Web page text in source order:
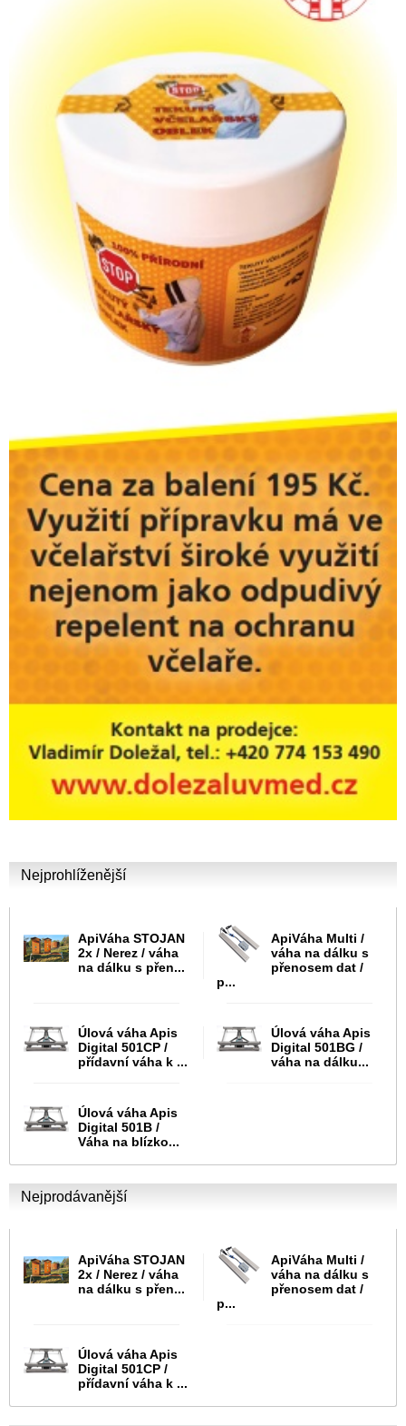
Nejprohlíženější
ApiVáha STOJAN
2x / Nerez / váha
na dálku s přen...
ApiVáha Multi /
váha na dálku s
přenosem dat /
p...
Úlová váha Apis
Digital 501CP /
přídavní váha k ...
Úlová váha Apis
Digital 501BG /
váha na dálku...
Úlová váha Apis
Digital 501B /
Váha na blízko...
Nejprodávanější
ApiVáha STOJAN
2x / Nerez / váha
na dálku s přen...
ApiVáha Multi /
váha na dálku s
přenosem dat /
p...
Úlová váha Apis
Digital 501CP /
přídavní váha k ...